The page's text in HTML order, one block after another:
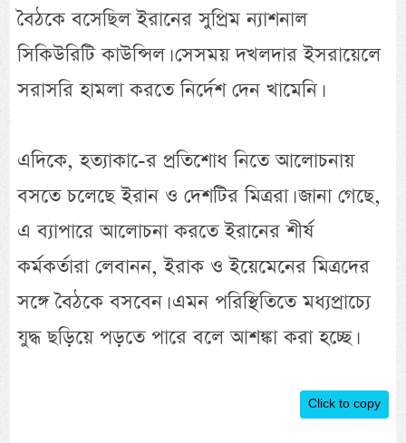
বৈঠকে বসেছিল ইরানের সুপ্রিম ন্যাশনাল
সিকিউরিটি কাউন্সিল। সেসময় দখলদার ইসরায়েলে
সরাসরি হামলা করতে নির্দেশ দেন খামেনি।
এদিকে, হত্যাকা-ের প্রতিশোধ নিতে আলোচনায়
বসতে চলেছে ইরান ও দেশটির মিত্ররা। জানা গেছে,
এ ব্যাপারে আলোচনা করতে ইরানের শীর্ষ
কর্মকর্তারা লেবানন, ইরাক ও ইয়েমেনের মিত্রদের
সঙ্গে বৈঠকে বসবেন। এমন পরিস্থিতিতে মধ্যপ্রাচ্যে
যুদ্ধ ছড়িয়ে পড়তে পারে বলে আশঙ্কা করা হচ্ছে।
Click to copy